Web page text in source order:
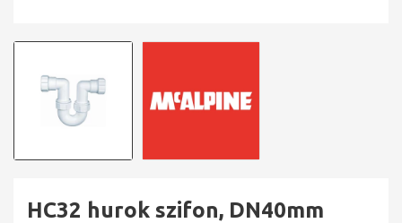
HC32 hurok szifon, DN40mm